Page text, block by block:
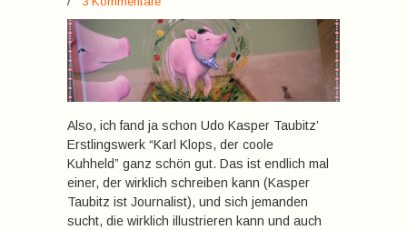
Also, ich fand ja schon Udo Kasper Taubitz’
Erstlingswerk “Karl Klops, der coole
Kuhheld” ganz schön gut. Das ist endlich mal
einer, der wirklich schreiben kann (Kasper
Taubitz ist Journalist), und sich jemanden
sucht, die wirklich illustrieren kann und auch